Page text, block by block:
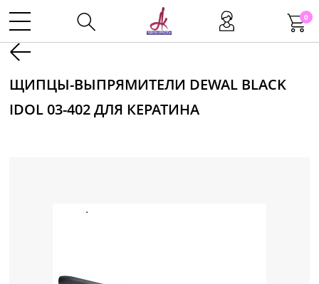
0
Инструменты
Макияж
ЩИПЦЫ-ВЫПРЯМИТЕЛИ DEWAL BLACK
IDOL 03-402 ДЛЯ КЕРАТИНА